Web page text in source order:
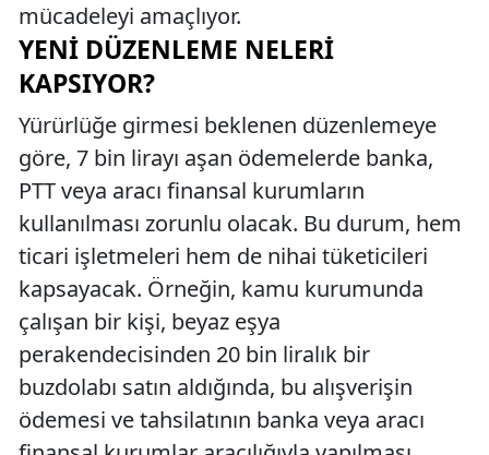
mücadeleyi amaçlıyor.
YENI DÜZENLEME NELERI
KAPSIYOR?
Yürürlüğe girmesi beklenen düzenlemeye
göre, 7 bin lirayı aşan ödemelerde banka,
PTT veya aracı finansal kurumların
kullanılması zorunlu olacak. Bu durum, hem
ticari işletmeleri hem de nihai tüketicileri
kapsayacak. Örneğin, kamu kurumunda
çalışan bir kişi, beyaz eşya
perakendecisinden 20 bin liralık bir
buzdolabı satın aldığında, bu alışverişin
ödemesi ve tahsilatının banka veya aracı